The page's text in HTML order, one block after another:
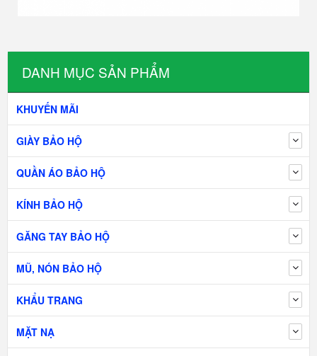
DANH MỤC SẢN PHẨM
KHUYẾN MÃI
GIÀY BẢO HỘ
QUẦN ÁO BẢO HỘ
KÍNH BẢO HỘ
GĂNG TAY BẢO HỘ
MŨ, NÓN BẢO HỘ
KHẨU TRANG
MẶT NẠ